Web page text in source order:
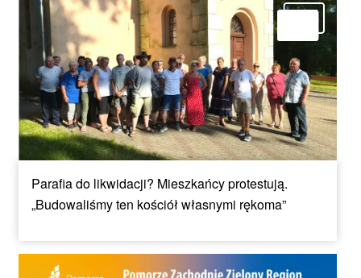
Parafia do likwidacji? Mieszkańcy protestują.
„Budowaliśmy ten kościół własnymi rękoma”